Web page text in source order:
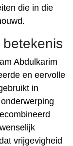
die in die
Abdulkarim
en eervolle
in
vrijgevigheid